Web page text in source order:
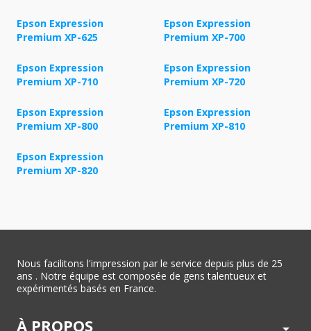
Epson Expression
Premium XP-625
Epson Expression
Premium XP-700
Epson Expression
Premium XP-710
Epson Expression
Premium XP-720
Epson Expression
Premium XP-800
Epson Expression
Premium XP-810
Epson Expression
Premium XP-820
Nous facilitons l'impression par le service depuis plus de 25
ans . Notre équipe est composée de gens talentueux et
expérimentés basés en France.
À PROPOS